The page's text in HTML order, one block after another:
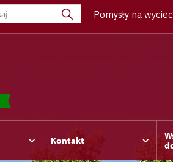
Pomysły na
Kontakt